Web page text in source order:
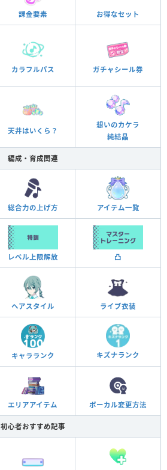
課金要素 お得なセット
カラフルパス ガチャシール券
天井はいくら？
想いのカケラ
純結晶
編成・育成関連
総合力の上げ方 アイテム一覧
レベル上限解放 凸
ヘアスタイル ライブ衣装
キャラランク キズナランク
エリアアイテム ボーカル変更方法
初心者おすすめ記事